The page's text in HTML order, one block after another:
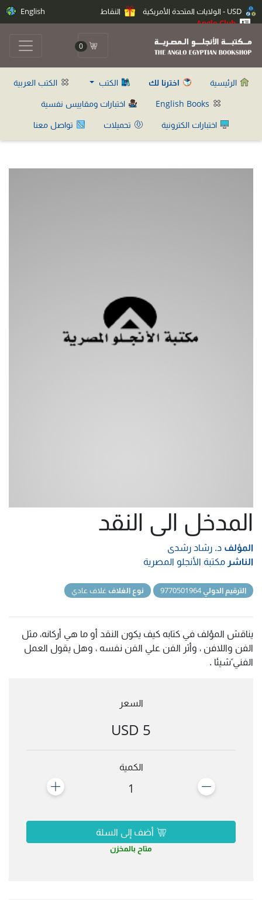
النقاط
Anglo Club
English
0
الرئيسية اخترنا لك الكتب
الكتب العربية
اختبارات ومقاييس نفسية
اختبارات الكترونية
تحميلات تواصل معنا
المدخل الى النقد
المؤلف د. رشاد رشدى
الناشر مكتبة الأنجلو المصرية
الترقيم الدولي نوع الغلاف غلاف عادي
يناقش المؤلف في كتابه كيف يكون النقد أو ما هي أركانه، مثل
الفن واللافن ، وأثر الفن علي الفن نفسه ، وهل يقول العمل
الفني ًشيئا .
السعر
5 USD
الكمية
1
أضف إلى السلة
متاح بالمخزن